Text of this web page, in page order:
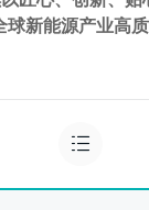
新能源产业高质